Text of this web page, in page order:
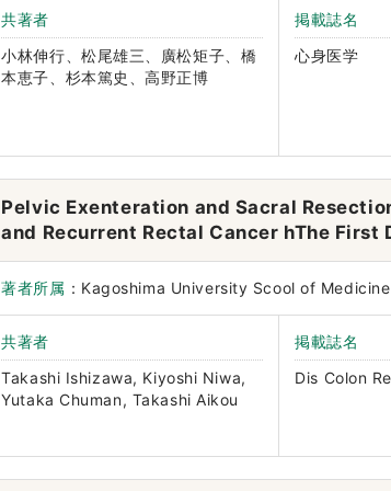
共著者
小林伸行、松尾雄三、廣松矩子、橋
本恵子、杉本篤史、高野正博
掲載誌名
心身医学
Pelvic Exenteration and Sacral
and Recurrent Rectal Cancer hThe First
著者所属 ：Kagoshima University Scool of
共著者
Takashi Ishizawa, Kiyoshi Niwa,
Yutaka Chuman, Takashi Aikou
掲載誌名
Dis Colon